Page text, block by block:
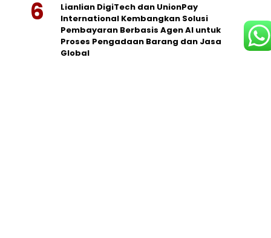
Lianlian DigiTech dan UnionPay
International Kembangkan Solusi
Pembayaran Berbasis Agen AI untuk
Proses Pengadaan Barang dan Jasa
Global